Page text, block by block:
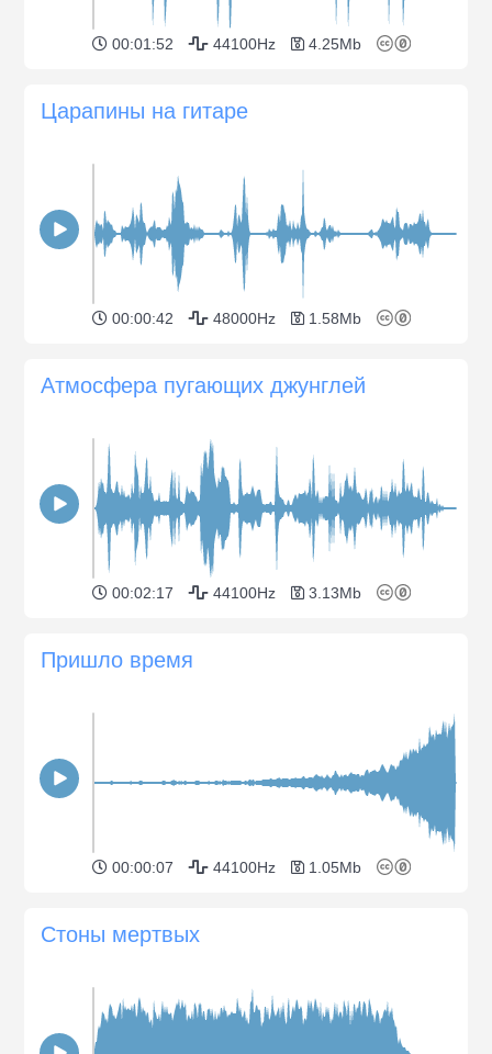
00:01:52 44100Hz 4.25Mb
Царапины на гитаре
00:00:42 48000Hz 1.58Mb
Атмосфера пугающих джунглей
00:02:17 44100Hz 3.13Mb
Пришло время
00:00:07 44100Hz 1.05Mb
Стоны мертвых